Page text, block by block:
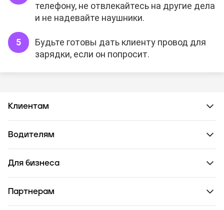
телефону, не отвлекайтесь на другие дела
и не надевайте наушники.
Будьте готовы дать клиенту провод для
зарядки, если он попросит.
Клиентам
Водителям
Для бизнеса
Партнерам